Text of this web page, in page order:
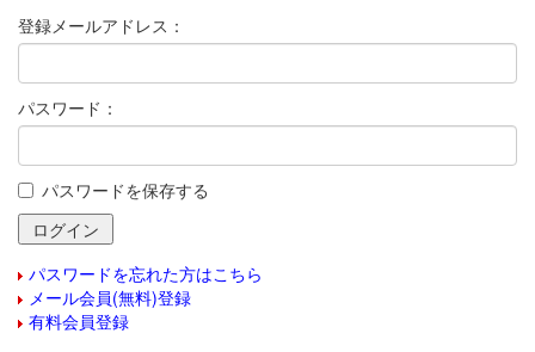
登録メールアドレス：
パスワード：
パスワードを保存する
パスワードを忘れた方はこちら
メール会員(無料)登録
有料会員登録